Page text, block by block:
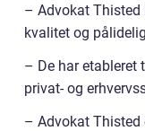
– Advokat Thisted
kvalitet og
– De har
privat- og
– Advokat Thisted